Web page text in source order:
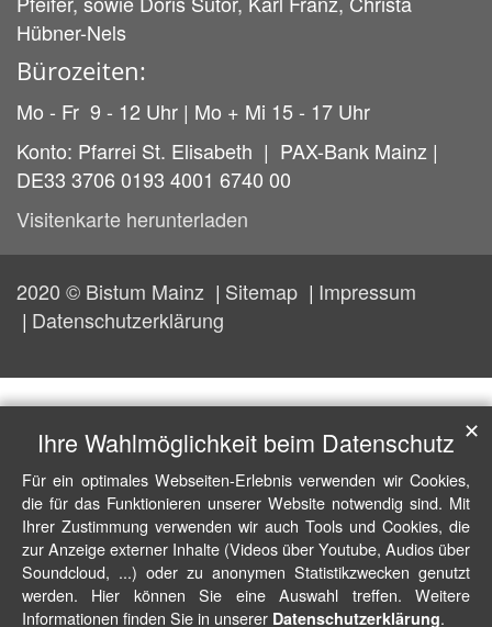
Hübner-Nels
Bürozeiten:
Mo - Fr 9 - 12 Uhr | Mo + Mi 15 - 17 Uhr
Konto: Pfarrei St. Elisabeth | PAX-Bank Mainz |
DE33 3706 0193 4001 6740 00
Visitenkarte herunterladen
2020 © Bistum Mainz Sitemap
Impressum
Datenschutzerklärung
Ihre Wahlmöglichkeit beim Datenschutz
Für ein optimales Webseiten-Erlebnis verwenden wir Cookies,
die für das Funktionieren unserer Website notwendig sind. Mit
Ihrer Zustimmung verwenden wir auch Tools und Cookies, die
zur Anzeige externer Inhalte (Videos über Youtube, Audios über
Soundcloud, ...) oder zu anonymen Statistikzwecken genutzt
werden. Hier können Sie eine Auswahl treffen. Weitere
Informationen finden Sie in unserer Datenschutzerklärung.
✕